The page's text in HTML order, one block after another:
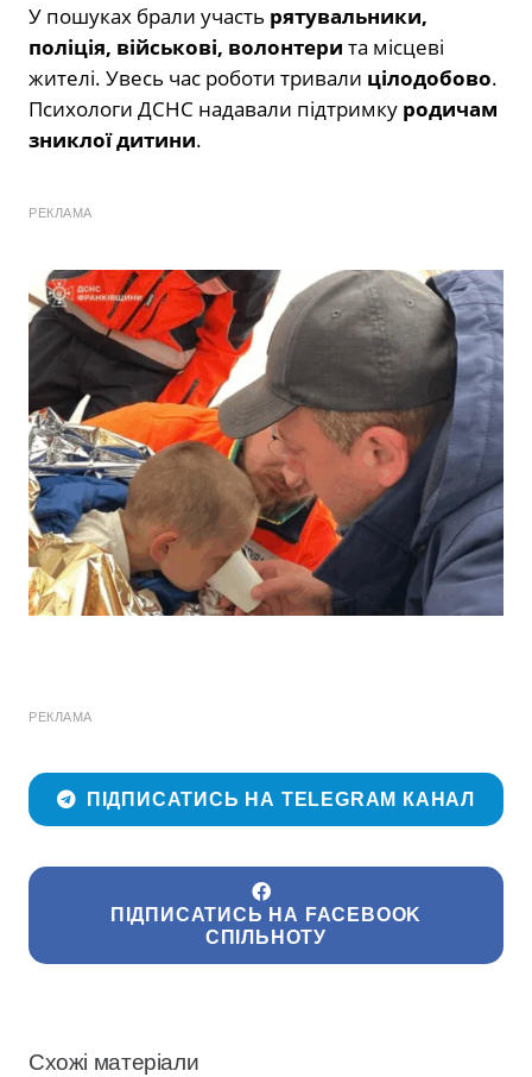
У пошуках брали участь рятувальники,
поліція, військові, волонтери та місцеві
жителі. Увесь час роботи тривали цілодобово.
Психологи ДСНС надавали підтримку родичам
зниклої дитини.
РЕКЛАМА
РЕКЛАМА
ПІДПИСАТИСЬ НА TELEGRAM КАНАЛ
ПІДПИСАТИСЬ НА FACEBOOK
СПІЛЬНОТУ
Схожі матеріали